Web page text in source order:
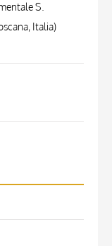
S.
Italia)